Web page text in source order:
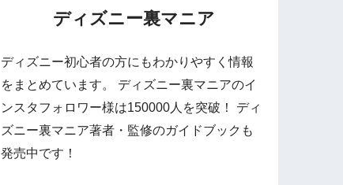
ディズニー裏マニア
ディズニー初心者の方にもわかりやすく情報
をまとめています。 ディズニー裏マニアのイ
ンスタフォロワー様は150000人を突破！ ディ
ズニー裏マニア著者・監修のガイドブックも
発売中です！